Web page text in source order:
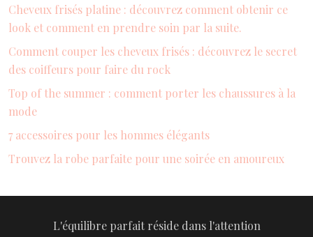
Cheveux frisés platine : découvrez comment obtenir ce
look et comment en prendre soin par la suite.
Comment couper les cheveux frisés : découvrez le secret
des coiffeurs pour faire du rock
Top of the summer : comment porter les chaussures à la
mode
7 accessoires pour les hommes élégants
Trouvez la robe parfaite pour une soirée en amoureux
L'équilibre parfait réside dans l'attention